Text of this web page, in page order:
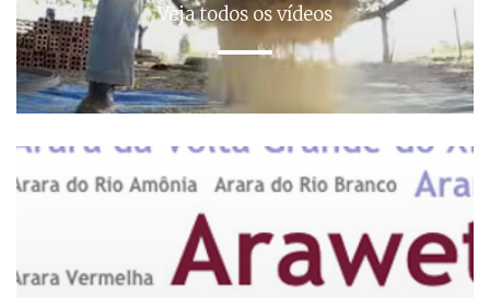
Veja todos os vídeos